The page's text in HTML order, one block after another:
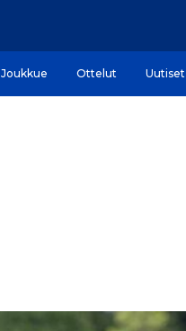
Joukkue Ottelut Uutiset